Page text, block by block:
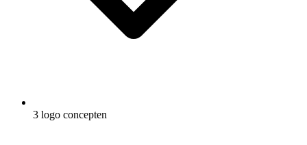
3 logo concepten